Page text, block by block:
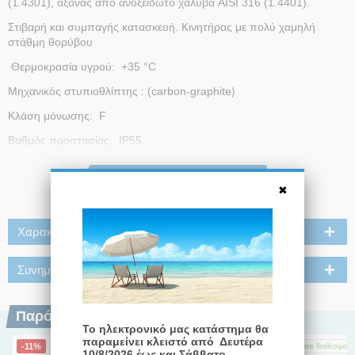
Στιβαρή και συμπαγής κατασκευή. Κινητήρας με πολύ χαμηλή
στάθμη θορύβου
Θερμοκρασία υγρού: +35 °C
Μηχανικός στυπιοθλίπτης : (carbon-graphite)
Κλάση μόνωσης: F
Βαθμός προστασίας: IP55
Max start/ώρα : 30
Χαρακτηριστικά
Συνημμένα
Παρόμοια Προϊόντα
-11% Άμεσαδιαθέσιμο -14% Άμεσα διαθέσιμο -5% Άμεσα διαθέσιμο
Το ηλεκτρονικό μας κατάστημα θα
παραμείνει κλειστό από Δευτέρα